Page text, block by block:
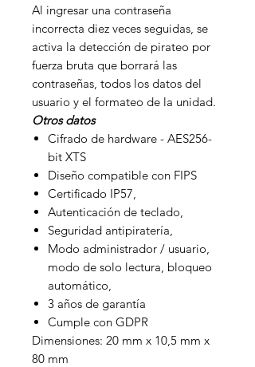
Al ingresar una contraseña
incorrecta diez veces seguidas, se
activa la detección de pirateo por
fuerza bruta que borrará las
contraseñas, todos los datos del
usuario y el formateo de la unidad.
Otros datos
Cifrado de hardware - AES256-
bit XTS
Diseño compatible con FIPS
Certificado IP57,
Autenticación de teclado,
Seguridad antipiratería,
Modo administrador / usuario,
modo de solo lectura, bloqueo
automático,
3 años de garantía
Cumple con GDPR
Dimensiones: 20 mm x 10,5 mm x
80 mm